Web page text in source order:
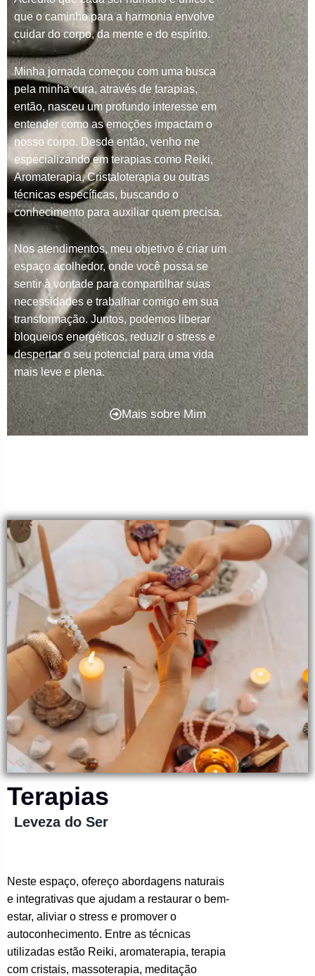
que o caminho para a harmonia envolve
cuidar do corpo, da mente e do espírito.
Minha jornada começou com uma busca
pela minha cura, através de tarapias,
então, nasceu um profundo interesse em
entender como as emoções impactam o
nosso corpo. Desde então, venho me
especializando em terapias como Reiki,
Aromaterapia, Cristaloterapia ou outras
técnicas específicas, buscando o
conhecimento para auxiliar quem precisa.
Nos atendimentos, meu objetivo é criar um
espaço acolhedor, onde você possa se
sentir à vontade para compartilhar suas
necessidades e trabalhar comigo em sua
transformação. Juntos, podemos liberar
bloqueios energéticos, reduzir o stress e
despertar o seu potencial para uma vida
mais leve e plena.
Mais sobre Mim
Terapias
Leveza do Ser
Neste espaço, ofereço abordagens naturais
e integrativas que ajudam a restaurar o bem-
estar, aliviar o stress e promover o
autoconhecimento. Entre as técnicas
utilizadas estão Reiki, aromaterapia, terapia
com cristais, massoterapia, meditação